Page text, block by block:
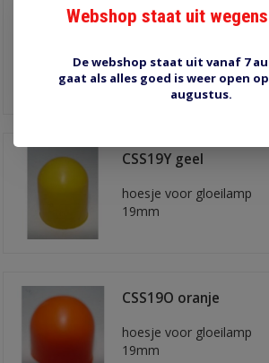
CSS19R rood
hoesje voor gloeilamp
19mm
CSS19Y geel
hoesje voor gloeilamp
19mm
CSS19O oranje
hoesje voor gloeilamp
19mm
Webshop staat uit
De webshop staat uit vanaf 7
gaat als alles goed is weer open
augustus.